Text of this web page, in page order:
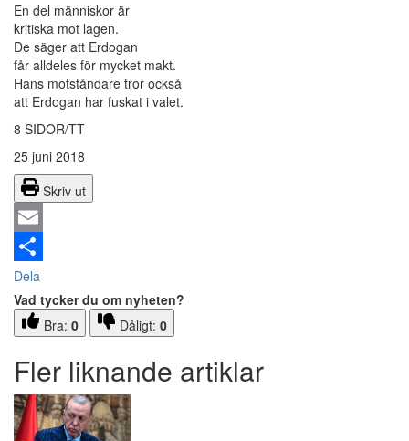
En del människor är
kritiska mot lagen.
De säger att Erdogan
får alldeles för mycket makt.
Hans motståndare tror också
att Erdogan har fuskat i valet.
8 SIDOR/TT
25 juni 2018
Skriv ut
Email
Dela
Vad tycker du om nyheten?
Bra: 0 Dåligt: 0
Fler liknande artiklar